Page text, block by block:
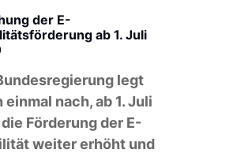
der E-
ab 1. Juli
legt
einmal nach, ab 1. Juli
Förderung der E-
weiter erhöht und